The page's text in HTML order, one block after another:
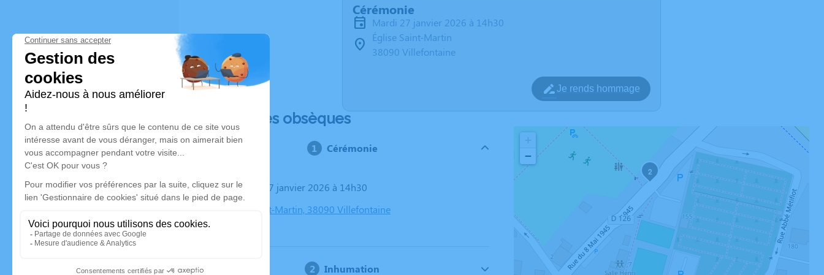
Cérémonie
mardi 27 janvier 2026 à 14h30
Église Saint-Martin
38090 Villefontaine
Je rends hommage
Déroulé des obsèques
Cérémonie
Le mardi 27 janvier 2026 à 14h30
Église Saint-Martin, 38090 Villefontaine
Inhumation
2
−